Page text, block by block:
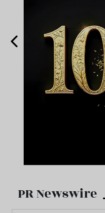
PR Newswire